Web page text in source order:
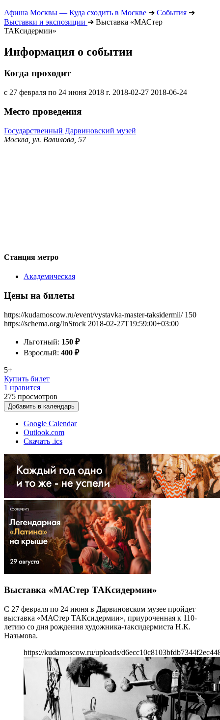
Афиша Москвы — Куда сходить в Москве ➔ События ➔
Выставки и экспозиции ➔ Выставка «МАСтер
ТАКсидермии»
Информация о событии
Когда проходит
с 27 февраля по 24 июня 2018 г. 2018-02-27 2018-06-24
Место проведения
Государственный Дарвиновский музей
Москва, ул. Вавилова, 57
Станция метро
Академическая
Цены на билеты
https://kudamoscow.ru/event/vystavka-master-taksidermii/ 150
https://schema.org/InStock 2018-02-27T19:59:00+03:00
Льготный: 150 ₽
Взрослый: 400 ₽
5+
Купить билет
1 нравится
275 просмотров
Добавить в календарь
Google Calendar
Outlook.com
Скачать .ics
Выставка «МАСтер ТАКсидермии»
С 27 февраля по 24 июня в Дарвиновском музее пройдет
выставка «МАСтер ТАКсидермии», приуроченная к 110-
летию со дня рождения художника-таксидермиста Н.К.
Назьмова.
https://kudamoscow.ru/uploads/